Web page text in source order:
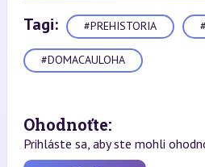
Tagi: #PREHISTORIA
#DOMACAULOHA
Ohodnoťte:
Prihláste sa, aby ste mohli